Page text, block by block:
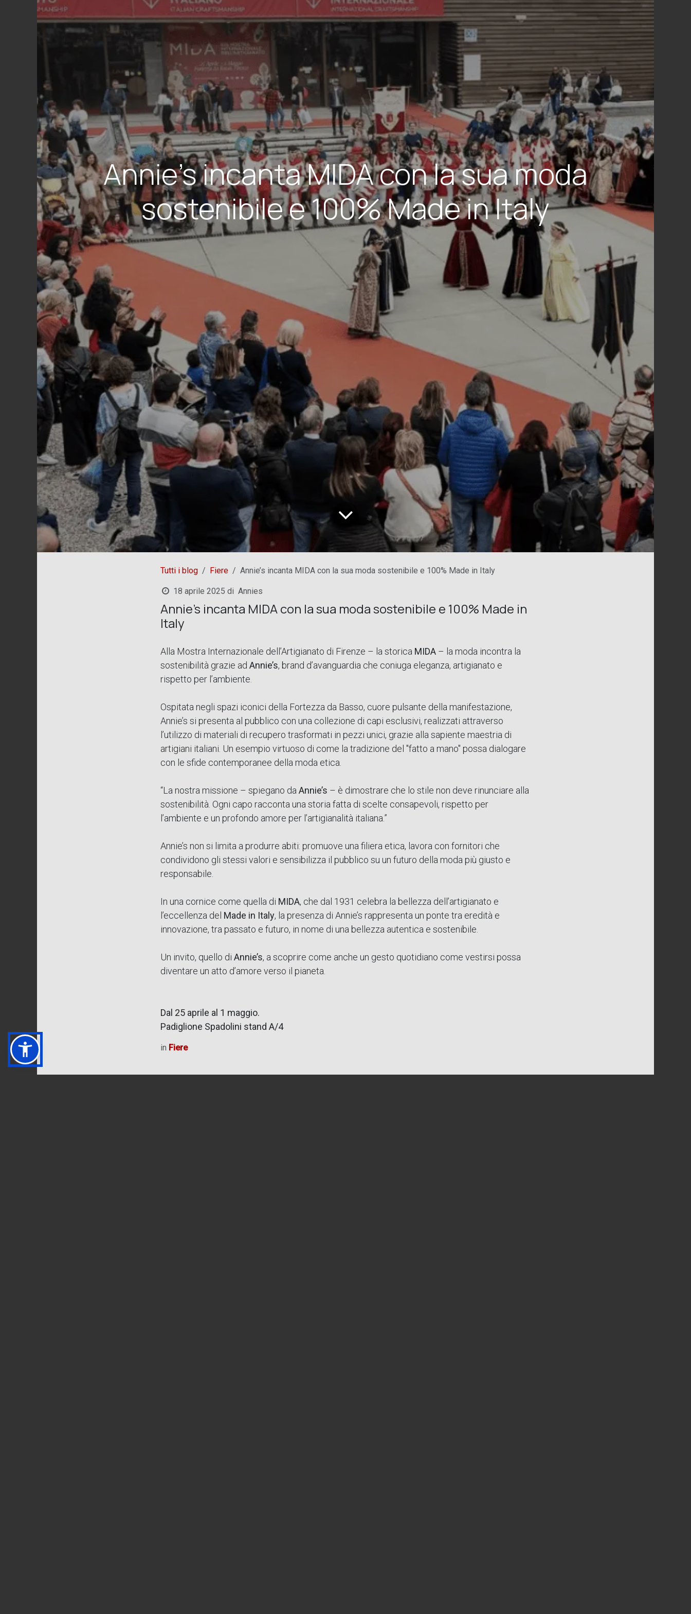
Annie’s incanta MIDA con la sua moda
sostenibile e 100% Made in Italy
Tutti i blog Fiere Annie’s incanta MIDA con la sua moda sostenibile e 100% Made in Italy
18 aprile 2025 di Annies
Annie’s incanta MIDA con la sua moda sostenibile e 100% Made in
Italy
Alla Mostra Internazionale dell’Artigianato di Firenze – la storica MIDA – la moda incontra la
sostenibilità grazie ad Annie’s, brand d’avanguardia che coniuga eleganza, artigianato e
rispetto per l’ambiente.
Ospitata negli spazi iconici della Fortezza da Basso, cuore pulsante della manifestazione,
Annie’s si presenta al pubblico con una collezione di capi esclusivi, realizzati attraverso
l’utilizzo di materiali di recupero trasformati in pezzi unici, grazie alla sapiente maestria di
artigiani italiani. Un esempio virtuoso di come la tradizione del "fatto a mano" possa dialogare
con le sfide contemporanee della moda etica.
“La nostra missione – spiegano da Annie’s – è dimostrare che lo stile non deve rinunciare alla
sostenibilità. Ogni capo racconta una storia fatta di scelte consapevoli, rispetto per
l’ambiente e un profondo amore per l’artigianalità italiana.”
Annie’s non si limita a produrre abiti: promuove una filiera etica, lavora con fornitori che
condividono gli stessi valori e sensibilizza il pubblico su un futuro della moda più giusto e
responsabile.
In una cornice come quella di MIDA, che dal 1931 celebra la bellezza dell’artigianato e
l’eccellenza del Made in Italy, la presenza di Annie’s rappresenta un ponte tra eredità e
innovazione, tra passato e futuro, in nome di una bellezza autentica e sostenibile.
Un invito, quello di Annie’s, a scoprire come anche un gesto quotidiano come vestirsi possa
diventare un atto d’amore verso il pianeta.
Dal 25 aprile al 1 maggio.
Padiglione Spadolini stand A/4
in Fiere